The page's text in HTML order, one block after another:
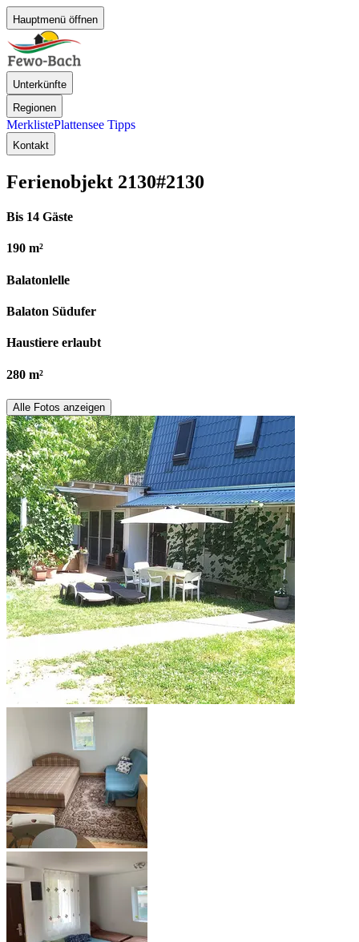
Hauptmenü öffnen
Unterkünfte
Regionen
MerklistePlattensee Tipps
Kontakt
Ferienobjekt 2130#2130
Bis 14 Gäste
190 m²
Balatonlelle
Balaton Südufer
Haustiere erlaubt
280 m²
Alle Fotos anzeigen